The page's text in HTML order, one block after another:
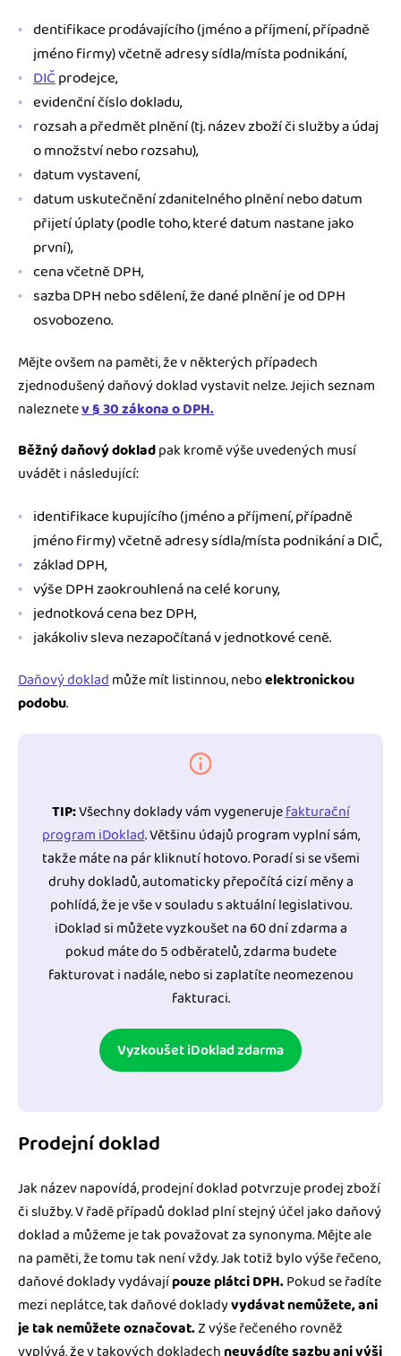
dentifikace prodávajícího (jméno a příjmení, případně
jméno firmy) včetně adresy sídla/místa podnikání,
DIČprodejce,
evidenční číslo dokladu,
rozsah a předmět plnění (tj. název zboží či služby a údaj
o množství nebo rozsahu),
datum vystavení,
datum uskutečnění zdanitelného plnění nebo datum
přijetí úplaty (podle toho, které datum nastane jako
první),
cena včetně DPH,
sazba DPH nebo sdělení, že dané plnění je od DPH
osvobozeno.
Mějte ovšem na paměti, že v některých případech
zjednodušený daňový doklad vystavit nelze. Jejich seznam
naleznetev § 30 zákona o DPH.
Běžný daňový dokladpak kromě výše uvedených musí
uvádět i následující:
identifikace kupujícího (jméno a příjmení, případně
jméno firmy) včetně adresy sídla/místa podnikání a DIČ,
základ DPH,
výše DPH zaokrouhlená na celé koruny,
jednotková cena bez DPH,
jakákoliv sleva nezapočítaná v jednotkové ceně.
Daňový dokladmůže mít listinnou, neboelektronickou
podobu.
TIP:Všechny doklady vám vygenerujefakturační
program iDoklad. Většinu údajů program vyplní sám,
takže máte na pár kliknutí hotovo. Poradí si se všemi
druhy dokladů, automaticky přepočítá cizí měny a
pohlídá, že je vše v souladu s aktuální legislativou.
iDoklad si můžete vyzkoušet na 60 dní zdarma a
pokud máte do 5 odběratelů, zdarma budete
fakturovat i nadále, nebo si zaplatíte neomezenou
fakturaci.
Vyzkoušet iDoklad zdarma
Prodejní doklad
Jak název napovídá, prodejní doklad potvrzuje prodej zboží
či služby. V řadě případů doklad plní stejný účel jako daňový
doklad a můžeme je tak považovat za synonyma. Mějte ale
na paměti, že tomu tak není vždy. Jak totiž bylo výše řečeno,
daňové doklady vydávajípouze plátci DPH.Pokud se řadíte
mezi neplátce, tak daňové dokladyvydávat nemůžete, ani
je tak nemůžete označovat.Z výše řečeného rovněž